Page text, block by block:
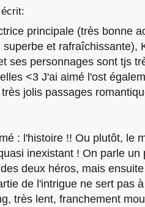
principale (très bonne
superbe et rafraîchissante),
ses personnages sont tjs
<3 J'ai aimé l'ost
jolis passages
: l'histoire !! Ou plutôt, le
inexistant ! On parle un
deux héros, mais
de l'intrigue ne sert pas
très lent, franchement